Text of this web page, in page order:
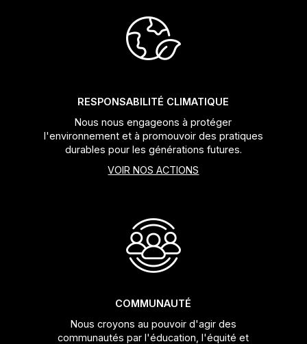
RESPONSABILITÉ CLIMATIQUE
Nous nous engageons à protéger
l'environnement et à promouvoir des pratiques
durables pour les générations futures.
VOIR NOS ACTIONS
COMMUNAUTÉ
Nous croyons au pouvoir d'agir des
communautés par l'éducation, l'équité et
Guide Chaine